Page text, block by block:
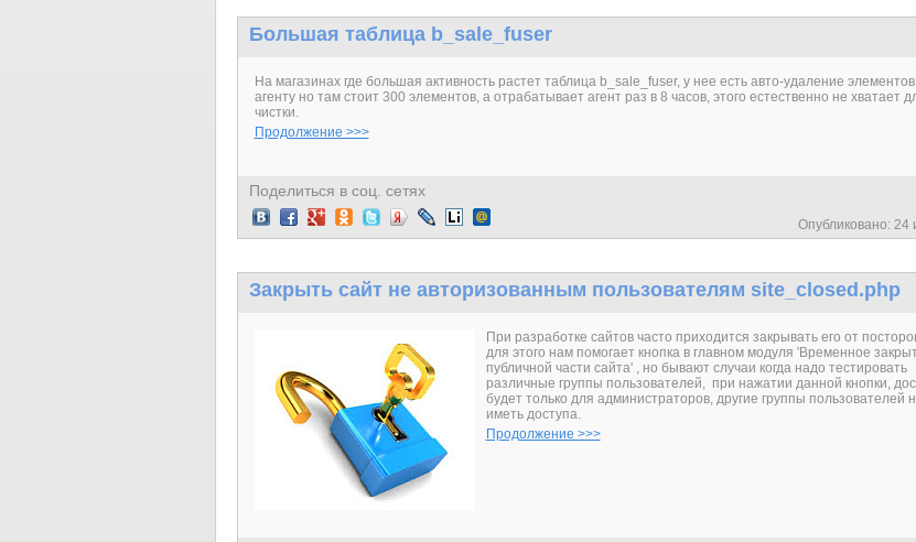
Большая таблица b_sale_fuser
На магазинах где большая активность растет таблица b_sale_fuser, у нее есть авто-удаление
агенту но там стоит 300 элементов, а отрабатывает агент раз в 8 часов, этого естественно не хватает
чистки.
Продолжение >>>
Поделиться в соц. сетях
Опубликовано: 24
Закрыть сайт не авторизованным пользователям site_closed.php
При разработке сайтов часто приходится закрывать его от
для этого нам помогает кнопка в главном модуля 'Временное
публичной части сайта' , но бывают случаи когда надо тестировать
различные группы пользователей, при нажатии данной кнопки,
будет только для администраторов, другие группы пользователей
иметь доступа.
Продолжение >>>